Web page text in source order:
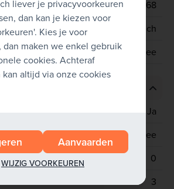
1366x768
14 inch
Nee
Ja
Nee
0
3
liever je privacyvoorkeuren
dan kan je kiezen voor
Kies je voor
dan maken we enkel gebruik
cookies. Achteraf
kan altijd via onze cookies
Aanvaarden
WIJZIG VOORKEUREN